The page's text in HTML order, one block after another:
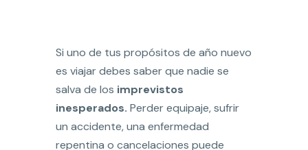
Si uno de tus propósitos de año nuevo
es viajar debes saber que nadie se
salva de los imprevistos
inesperados. Perder equipaje, sufrir
un accidente, una enfermedad
repentina o cancelaciones puede